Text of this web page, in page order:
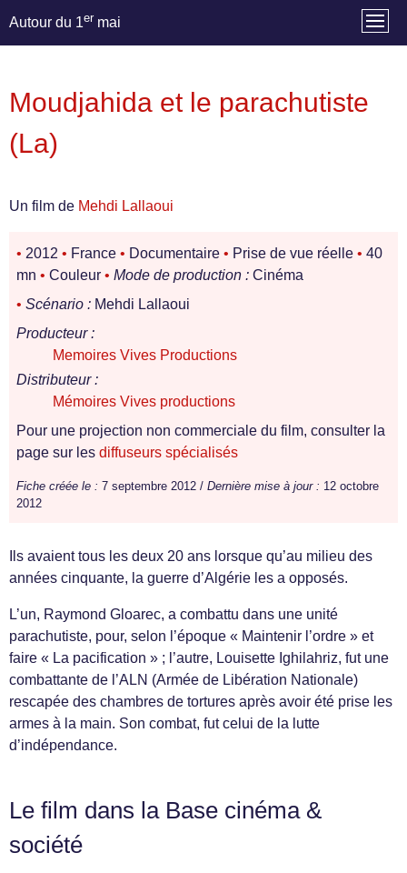
Autour du 1er mai
Moudjahida et le parachutiste
(La)
Un film de Mehdi Lallaoui
• 2012 • France • Documentaire • Prise de vue réelle • 40
mn • Couleur • Mode de production : Cinéma
• Scénario : Mehdi Lallaoui
Producteur :
Memoires Vives Productions
Distributeur :
Mémoires Vives productions
Pour une projection non commerciale du film, consulter la
page sur les diffuseurs spécialisés
Fiche créée le : 7 septembre 2012 / Dernière mise à jour : 12 octobre
2012
Ils avaient tous les deux 20 ans lorsque qu’au milieu des
années cinquante, la guerre d’Algérie les a opposés.
L’un, Raymond Gloarec, a combattu dans une unité
parachutiste, pour, selon l’époque « Maintenir l’ordre » et
faire « La pacification » ; l’autre, Louisette Ighilahriz, fut une
combattante de l’ALN (Armée de Libération Nationale)
rescapée des chambres de tortures après avoir été prise les
armes à la main. Son combat, fut celui de la lutte
d’indépendance.
Le film dans la Base cinéma &
société